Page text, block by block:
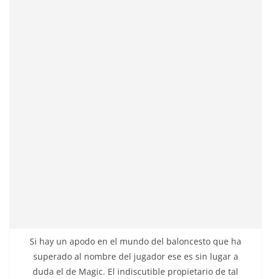
Si hay un apodo en el mundo del baloncesto que ha
superado al nombre del jugador ese es sin lugar a
duda el de Magic. El indiscutible propietario de tal